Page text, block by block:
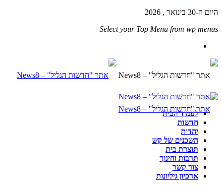
היום ה-30 בינואר , 2026
Select your Top Menu from wp menus
לעמוד הבית
חדשות
יהדות
השכנים של קש
תוצרת בית
תרבות וחינוך
צור קשר
ארכיון גיליונות